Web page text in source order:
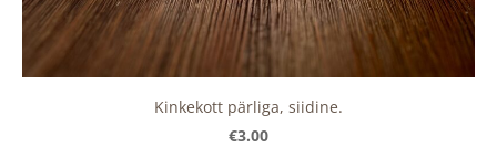
Kinkekott pärliga, siidine.
€3.00